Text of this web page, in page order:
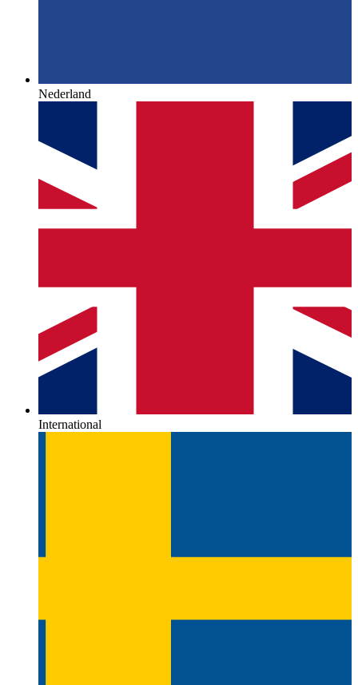
Nederland
International